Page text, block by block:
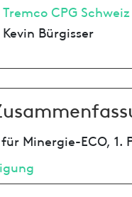
Tremco CPG
Kevin Bürgisser
Minergie-ECO, 1.